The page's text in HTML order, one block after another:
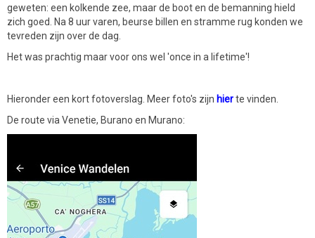
geweten: een kolkende zee, maar de boot en de bemanning hield
zich goed. Na 8 uur varen, beurse billen en stramme rug konden we
tevreden zijn over de dag.
Het was prachtig maar voor ons wel 'once in a lifetime'!
Hieronder een kort fotoverslag. Meer foto's zijn hierte vinden.
De route via Venetie, Burano en Murano: